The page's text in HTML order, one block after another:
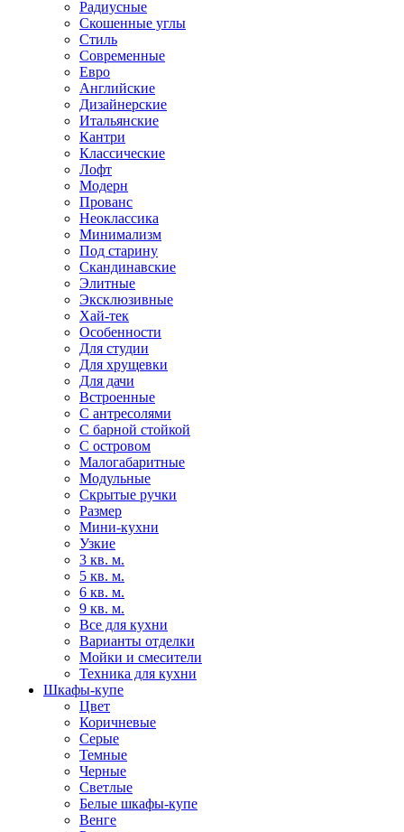
Радиусные
Скошенные углы
Стиль
Современные
Евро
Английские
Дизайнерские
Итальянские
Кантри
Классические
Лофт
Модерн
Прованс
Неоклассика
Минимализм
Под старину
Скандинавские
Элитные
Эксклюзивные
Хай-тек
Особенности
Для студии
Для хрущевки
Для дачи
Встроенные
С антресолями
С барной стойкой
С островом
Малогабаритные
Модульные
Скрытые ручки
Размер
Мини-кухни
Узкие
3 кв. м.
5 кв. м.
6 кв. м.
9 кв. м.
Все для кухни
Варианты отделки
Мойки и смесители
Техника для кухни
Шкафы-купе
Цвет
Коричневые
Серые
Темные
Черные
Светлые
Белые шкафы-купе
Венге